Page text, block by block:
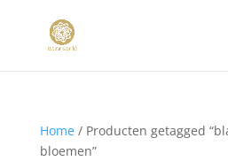
Home/ Producten getagged
bloemen”